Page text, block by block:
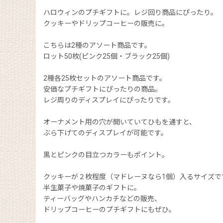
ハロウィンのプチギフトに。レジ回り商品にぴったり。
クッキーやドリップコーヒーの販売に。
こちらは2種のアソート商品です。
ロット50枚(ピンク25個・ブラック25個)
2種各25枚セットのアソート商品です。
安価なプチギフトにぴったりの商品。
レジ周りのディスプレイにぴったりです。
オーナメント用の穴が開いていてひもを通すと、
ぶら下げてのディスプレイが可能です。
黒とピンクの目立つカラーもポイント。
クッキーが２枚程度（マドレーヌなら1個）入るサイズで
半生菓子や焼菓子のギフトに。
ティーバッグやハンカチなどの販売、
ドリップコーヒーのプチギフトにもぜひ。